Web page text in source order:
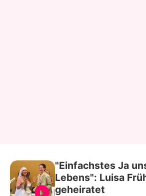
"Einfachstes Ja
Lebens": Luisa
geheiratet